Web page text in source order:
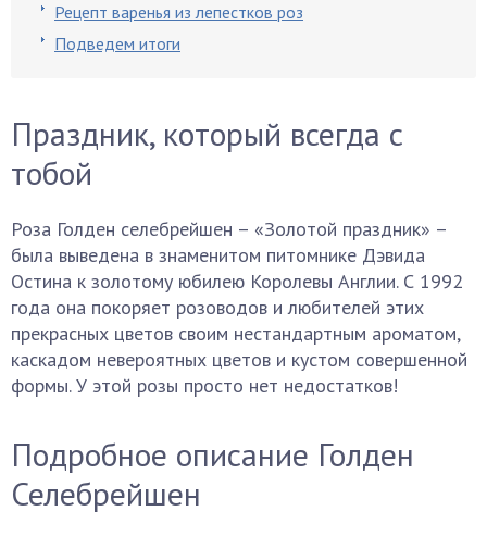
Рецепт варенья из лепестков роз
Подведем итоги
Праздник, который всегда с
тобой
Роза Голден селебрейшен – «Золотой праздник» –
была выведена в знаменитом питомнике Дэвида
Остина к золотому юбилею Королевы Англии. С 1992
года она покоряет розоводов и любителей этих
прекрасных цветов своим нестандартным ароматом,
каскадом невероятных цветов и кустом совершенной
формы. У этой розы просто нет недостатков!
Подробное описание Голден
Селебрейшен